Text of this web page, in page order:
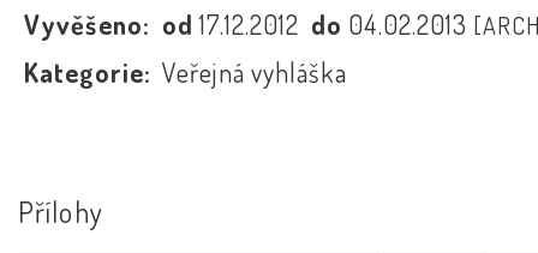
Vyvěšeno: od17.12.2012 do 04.02.2013
Kategorie: Veřejná vyhláška
Přílohy